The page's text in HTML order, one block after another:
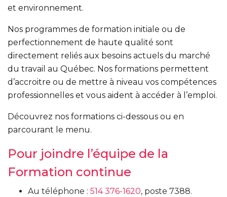
et environnement.
Nos programmes de formation initiale ou de
perfectionnement de haute qualité sont
directement reliés aux besoins actuels du marché
du travail au Québec. Nos formations permettent
d’accroitre ou de mettre à niveau vos compétences
professionnelles et vous aident à accéder à l’emploi.
Découvrez nos formations ci-dessous ou en
parcourant le menu.
Pour joindre l’équipe de la
Formation continue
Au téléphone : 514 376-1620, poste 7388.